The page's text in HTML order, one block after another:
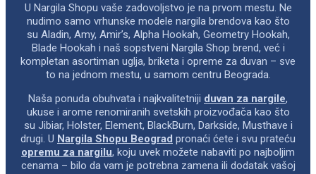
U Nargila Shopu vaše zadovoljstvo je na prvom mestu. Ne
nudimo samo vrhunske modele nargila brendova kao što
su Aladin, Amy, Amir’s, Alpha Hookah, Geometry Hookah,
Blade Hookah i naš sopstveni Nargila Shop brend, već i
kompletan asortiman uglja, briketa i opreme za duvan – sve
to na jednom mestu, u samom centru Beograda.
Naša ponuda obuhvata i najkvalitetniji duvan za nargile,
ukuse i arome renomiranih svetskih proizvođača kao što
su Jibiar, Holster, Element, BlackBurn, Darkside, Musthave i
drugi. U Nargila Shopu Beograd pronaći ćete i svu prateću
opremu za nargilu, koju uvek možete nabaviti po najboljim
cenama – bilo da vam je potrebna zamena ili dodatak vašoj